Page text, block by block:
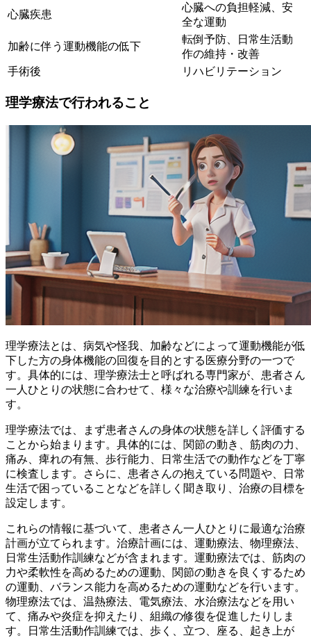
心臓疾患
心臓への負担軽減、安
全な運動
加齢に伴う運動機能の低下
転倒予防、日常生活動
作の維持・改善
手術後
リハビリテーション
理学療法で行われること
理学療法とは、病気や怪我、加齢などによって運動機能が低
下した方の身体機能の回復を目的とする医療分野の一つで
す。具体的には、理学療法士と呼ばれる専門家が、患者さん
一人ひとりの状態に合わせて、様々な治療や訓練を行いま
す。
理学療法では、まず患者さんの身体の状態を詳しく評価する
ことから始まります。具体的には、 関節の動き、筋肉の力、
痛み、痺れの有無、歩行能力、日常生活での動作などを丁寧
に検査します。さらに、患者さんの抱えている問題や、日常
生活で困っていることなどを詳しく聞き取り、治療の目標を
設定します。
これらの情報に基づいて、患者さん一人ひとりに最適な治療
計画が立てられます。治療計画には、 運動療法、物理療法、
日常生活動作訓練などが含まれます。運動療法では、筋肉の
力や柔軟性を高めるための運動、関節の動きを良くするため
の運動、バランス能力を高めるための運動などを行います。
物理療法では、温熱療法、電気療法、水治療法などを用い
て、痛みや炎症を抑えたり、組織の修復を促進したりしま
す。日常生活動作訓練では、 歩く、立つ、座る、起き上が